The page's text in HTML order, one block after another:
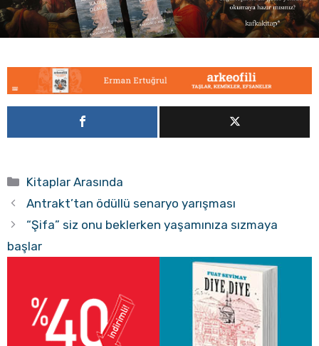
Kategoriler
Kitaplar Arasında
Antrakt’tan ödüllü senaryo yarışması
“Şifa” siz onu beklerken yaşamınıza sızmaya
başlar